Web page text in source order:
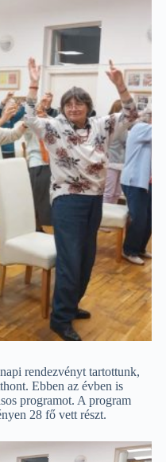
rendezvényt tartottunk,
Ebben az évben is
programot. A program
28 fő vett részt.